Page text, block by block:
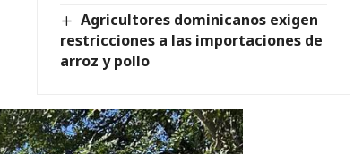
Agricultores dominicanos exigen
restricciones a las importaciones de
arroz y pollo